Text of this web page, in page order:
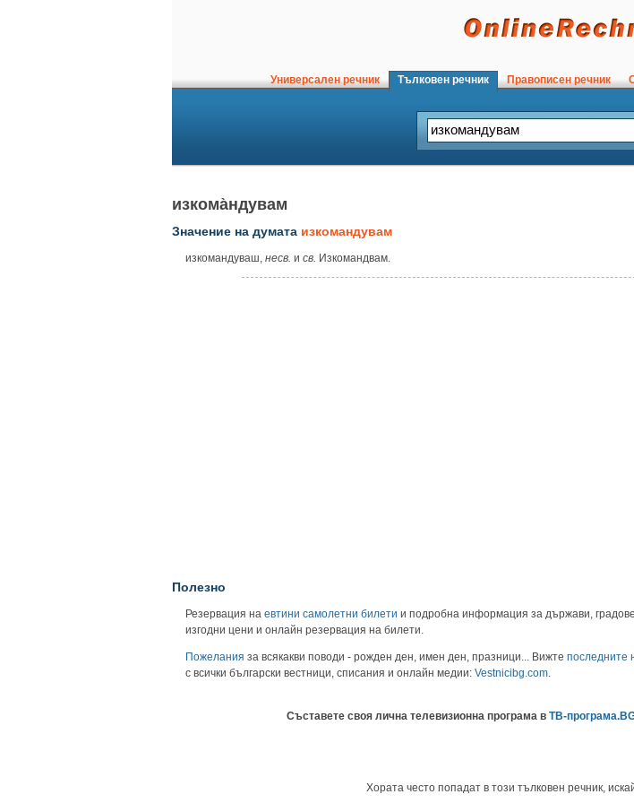
Универсален речник Тълковен речник Правописен речник
изкома̀ндувам
Значение на думата изкомандувам
изкомандуваш, несв. и св. Изкомандвам.
Полезно
Резервация на евтини самолетни билети и подробна информация за държави,
изгодни цени и онлайн резервация на билети.
Пожелания за всякакви поводи - рожден ден, имен ден, празници... Вижте последните
с всички български вестници, списания и онлайн медии: Vestnicibg.com
Съставете своя лична телевизионна програма в ТВ-
Хората често попадат в този тълковен речник,